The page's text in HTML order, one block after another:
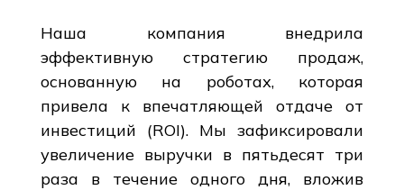
Наша компания внедрила
эффективную стратегию продаж,
основанную на роботах, которая
привела к впечатляющей отдаче от
инвестиций (ROI). Мы зафиксировали
увеличение выручки в пятьдесят три
раза в течение одного дня, вложив